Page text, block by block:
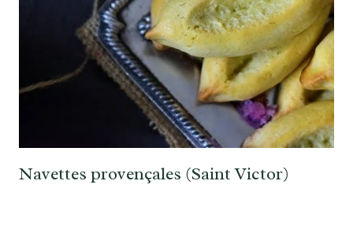
Navettes provençales (Saint Victor)